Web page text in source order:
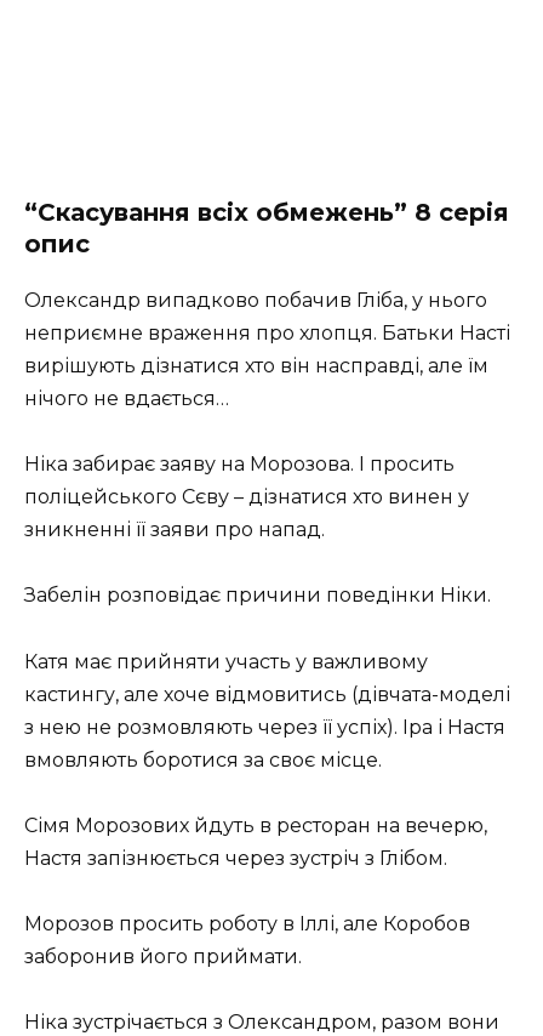
“Скасування всіх обмежень” 8 серія
опис
Олександр випадково побачив Гліба, у нього
неприємне враження про хлопця. Батьки Насті
вирішують дізнатися хто він насправді, але їм
нічого не вдається…
Ніка забирає заяву на Морозова. І просить
поліцейського Сєву – дізнатися хто винен у
зникненні її заяви про напад.
Забелін розповідає причини поведінки Ніки.
Катя має прийняти участь у важливому
кастингу, але хоче відмовитись (дівчата-моделі
з нею не розмовляють через її успіх). Іра і Настя
вмовляють боротися за своє місце.
Сімя Морозових йдуть в ресторан на вечерю,
Настя запізнюється через зустріч з Глібом.
Морозов просить роботу в Іллі, але Коробов
заборонив його приймати.
Ніка зустрічається з Олександром, разом вони